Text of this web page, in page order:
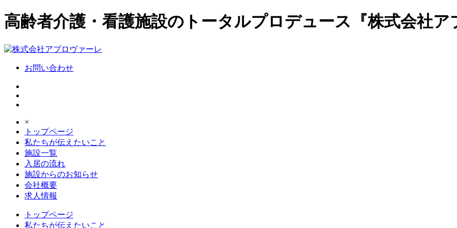
高齢者介護・看護施設のトータルプロデュース『株式会社ア
お問い合わせ
×
トップページ
私たちが伝えたいこと
施設一覧
入居の流れ
施設からのお知らせ
会社概要
求人情報
トップページ
私たちが伝えたいこと